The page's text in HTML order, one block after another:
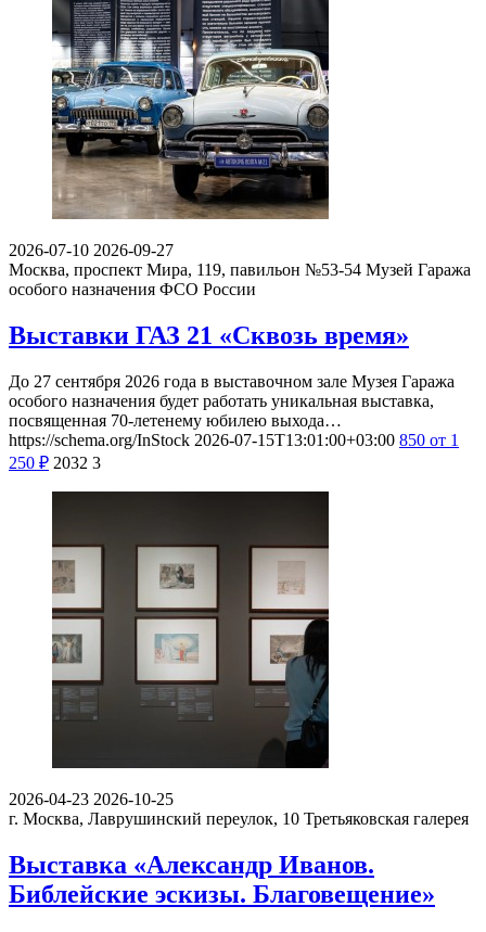
2026-07-10 2026-09-27
Москва, проспект Мира, 119, павильон №53-54 Музей Гаража
особого назначения ФСО России
Выставки ГАЗ 21 «Сквозь время»
До 27 сентября 2026 года в выставочном зале Музея Гаража
особого назначения будет работать уникальная выставка,
посвященная 70-летенему юбилею выхода…
https://schema.org/InStock 2026-07-15T13:01:00+03:00 850 от 1
250 ₽ 2032 3
2026-04-23 2026-10-25
г. Москва, Лаврушинский переулок, 10 Третьяковская галерея
Выставка «Александр Иванов.
Библейские эскизы. Благовещение»